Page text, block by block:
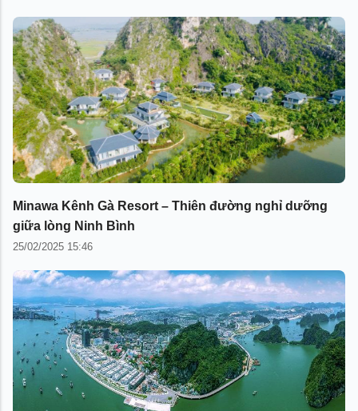
Minawa Kênh Gà Resort – Thiên đường nghỉ dưỡng
giữa lòng Ninh Bình
25/02/2025 15:46